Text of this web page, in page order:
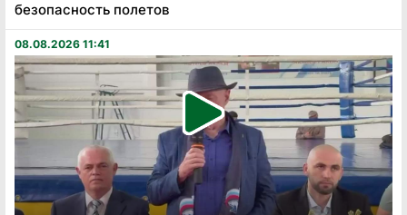
безопасность полетов
08.08.2026 11:41